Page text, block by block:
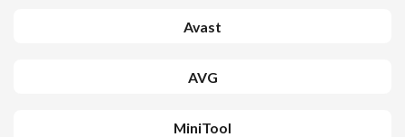
Avast
AVG
MiniTool